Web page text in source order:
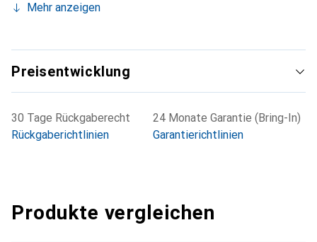
Mehr anzeigen
Preisentwicklung
30 Tage Rückgaberecht
Rückgaberichtlinien
24 Monate Garantie (Bring-In)
Garantierichtlinien
Produkte vergleichen